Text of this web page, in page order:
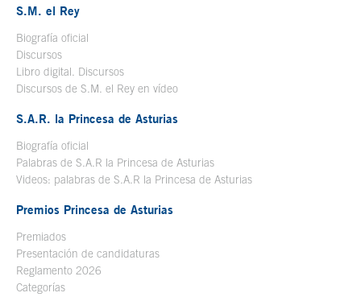
S.M. el Rey
Biografía oficial
Discursos
Libro digital. Discursos
Discursos de S.M. el Rey en vídeo
S.A.R. la Princesa de Asturias
Biografía oficial
Palabras de S.A.R la Princesa de Asturias
Videos: palabras de S.A.R la Princesa de Asturias
Premios Princesa de Asturias
Premiados
Presentación de candidaturas
Reglamento 2026
Categorías